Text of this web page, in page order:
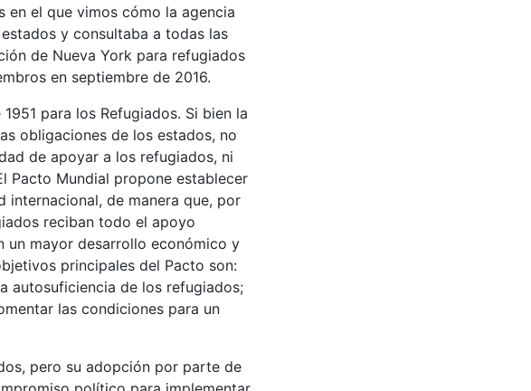
en el que vimos cómo la agencia
y consultaba a todas las
de Nueva York para refugiados
en septiembre de 2016.
para los Refugiados. Si bien la
obligaciones de los estados, no
de apoyar a los refugiados, ni
Pacto Mundial propone establecer
internacional, de manera que, por
reciban todo el apoyo
un mayor desarrollo económico y
principales del Pacto son:
autosuficiencia de los refugiados;
las condiciones para un
pero su adopción por parte de